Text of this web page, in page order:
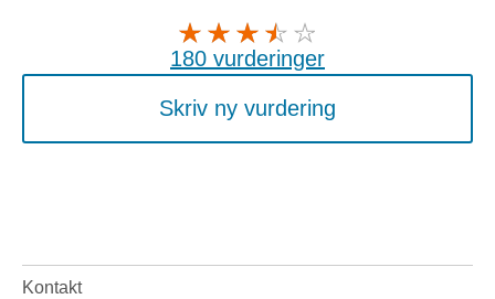
180 vurderinger
Skriv ny vurdering
Kontakt